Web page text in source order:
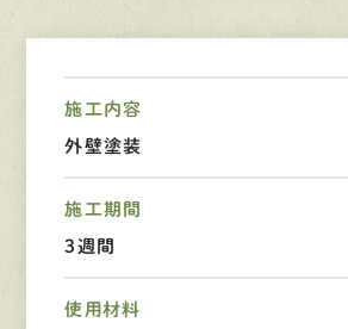
0120-
施工内容
外壁塗装
施工期間
3週間
使用材料